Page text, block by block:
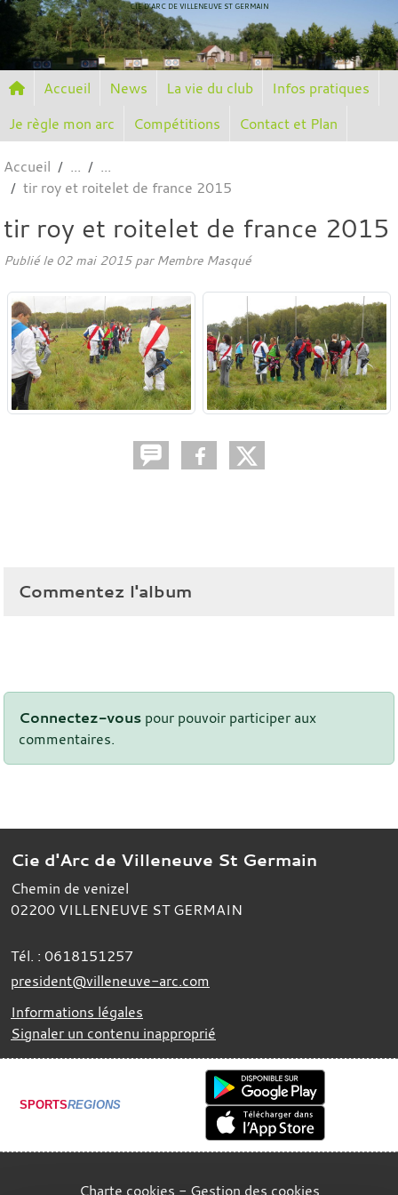
CIE D'ARC DE VILLENEUVE ST GERMAIN
Accueil News La vie du club
Infos pratiques
Je règle mon arc
Compétitions Contact et Plan
Accueil
tir roy et roitelet de france 2015
tir roy et roitelet de france 2015
Publié le 02 mai 2015par Membre Masqué
Commentez l'album
Connectez-vous pour pouvoir participer aux
commentaires.
Cie d'Arc de Villeneuve St Germain
Chemin de venizel
02200 VILLENEUVE ST GERMAIN
Tél. : 0618151257
president@villeneuve-arc.com
Informations légales
Signaler un contenu inapproprié
SPORTSREGIONS
Charte cookies Gestion des cookies
Panneau de gestion des cookies